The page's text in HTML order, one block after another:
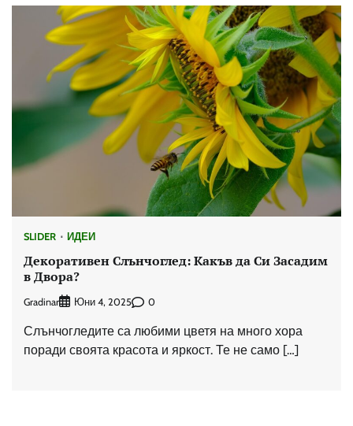
SLIDER ИДЕИ
Декоративен Слънчоглед: Какъв да Си Засадим
в Двора?
Gradinar Юни 4, 2025 0
Слънчогледите са любими цветя на много хора
поради своята красота и яркост. Те не само […]